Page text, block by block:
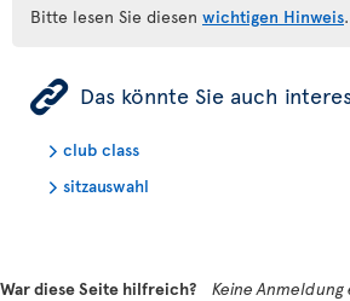
Bitte lesen Sie diesen wichtigen Hinweis.
ÿ Das könnte Sie auch
club class
sitzauswahl
War diese Seite hilfreich? Keine